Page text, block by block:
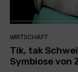
WIRTSCHAFT
Tik, tak
Symbiose von